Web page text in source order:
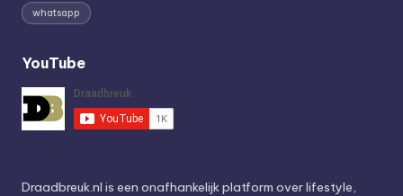
whatsapp
YouTube
Draadbreuk.nl is een onafhankelijk platform over lifestyle,